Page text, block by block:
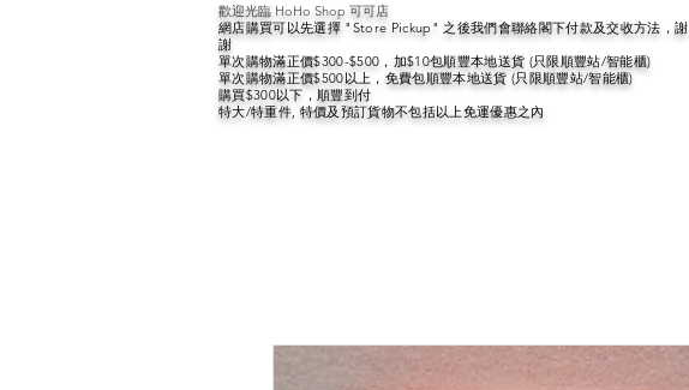
歡迎光臨 HoHo Shop 可可店
網店購買可以先選擇 "Store Pickup" 之後我們會聯絡閣下付款及交收方法，謝
謝
單次購物滿正價$300-$500，加$10包順豐本地送貨 (只限順豐站/智能櫃)
單次購物滿正價$500以上，免費包順豐本地送貨 (只限順豐站/智能櫃)
購買$300以下，順豐到付
特大/特重件, 特價及預訂貨物不包括以上免運優惠之內